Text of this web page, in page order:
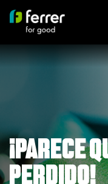
¡Parece
perdido!